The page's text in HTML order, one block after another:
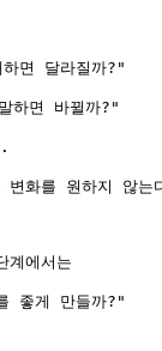
면 달라질까?"
하면 바뀔까?"
변화를 원하지 않
계에서는
좋게 만들까?"